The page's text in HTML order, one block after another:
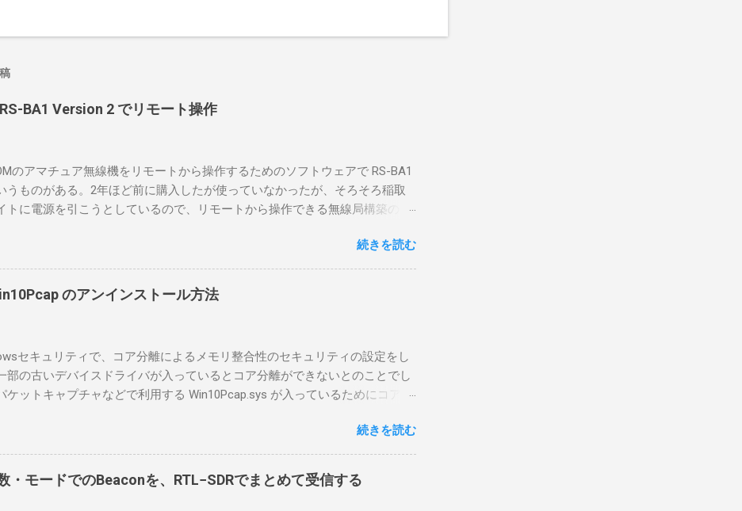
BA1 Version 2 でリモート操作
のアマチュア無線機をリモートから操作するためのソフトウェアで RS-BA1
うものがある。2年ほど前に購入したが使っていなかったが、そろそろ稲取
トに電源を引こうとしているので、リモートから操作できる無線局構築のた
と思ったのだが、ちっともそんなに簡単につながらなかった。ということ
ハマリポイントを明示しながら、私なりの解説を書いてみる。 基本的な構成
BA1を使う場合は、下記のこれらものが必要である ICOMの無線機。 今回は私
っているIC-7300を使う。 無線機側(サーバ側) のWindows PC。 今回はちょ
ないかなと思って。 操作側 (クライアント側) の Windows PC。 今回は手元
るマウスコンピュータのWindows 11が入ったPC 操作側で音声を使った交信
うならば、相応なマイクなど。 そして、リモート操作を行うソフトウェアで
理解した無線機からサーバPC、クライアントPCまでの流れはこの様になっ
る。 無線機内では、USB Hubの先にUSB SerialとUSB Audio がつながってい
USB Serialは無線機のマイコンとつながり、CI-Vでのコマンドが交換でき
続きを読む
のアンインストール方法
セキュリティで、コア分離によるメモリ整合性のセキュリティの設定をし
部の古いデバイスドライバが入っているとコア分離ができないとのことでし
ケットキャプチャなどで利用する Win10Pcap.sys が入っているためにコア分
たので、どのように実行すればよいのか調べながら実施しました。結論とし
ンドを用いればよかったです。 まずは管理者権限でTerminalを実行しま
をインストールした環境でしたので、PowerShellが起動しました。 適当
ンストールされているドライバを書き出す。 pnputil /enum-drivers > inf.txt #
続きを読む
・モードでのBeaconを、RTL−SDRでまとめて受信する